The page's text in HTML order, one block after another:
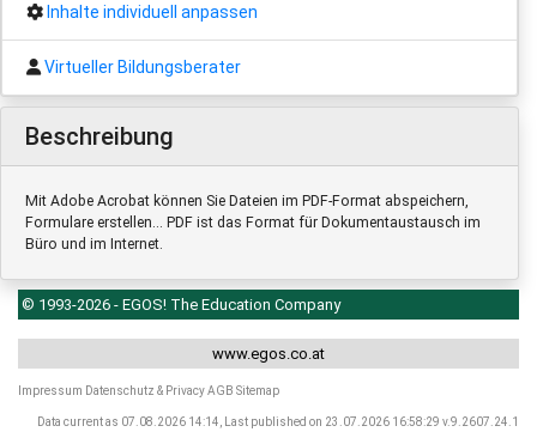
Inhalte individuell anpassen
Virtueller Bildungsberater
Beschreibung
Mit Adobe Acrobat können Sie Dateien im PDF-Format abspeichern,
Formulare erstellen... PDF ist das Format für Dokumentaustausch im
Büro und im Internet.
© 1993-2026 - EGOS! The Education Company
www.egos.co.at
Impressum Datenschutz & PrivacyAGB Sitemap
Data current as 07.08.2026 14:14, Last published on 23.07.2026 16:58:29 v.9.2607.24.1